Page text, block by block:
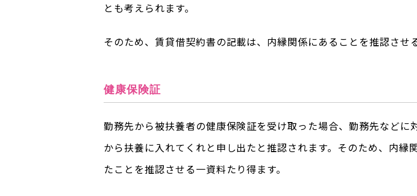
とも考えられます。
そのため、賃貸借契約書の記載は、内縁関係にあることを推認させ
健康保険証
勤務先から被扶養者の健康保険証を受け取った場合、勤務先などに
から扶養に入れてくれと申し出たと推認されます。そのため、内縁
たことを推認させる一資料たり得ます。